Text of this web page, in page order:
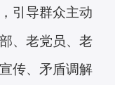
引导群众主动
、老党员、老
传、矛盾调解